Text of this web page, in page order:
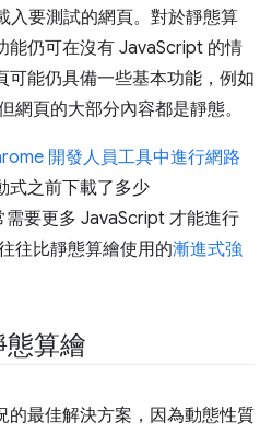
入要測試的網頁。對於靜態算
能仍可在沒有 JavaScript 的情
可能仍具備一些基本功能，例如
網頁的大部分內容都是靜態。
開發人員工具中進行網路
式之前下載了多少
要更多 JavaScript 才能進行
往比靜態算繪使用的漸進式強
態算繪
的最佳解決方案，因為動態性質